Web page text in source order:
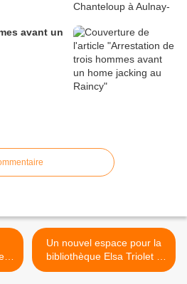
avant un
Un nouvel espace pour la
bibliothèque Elsa Triolet à
Aulnay-sous-Bois >